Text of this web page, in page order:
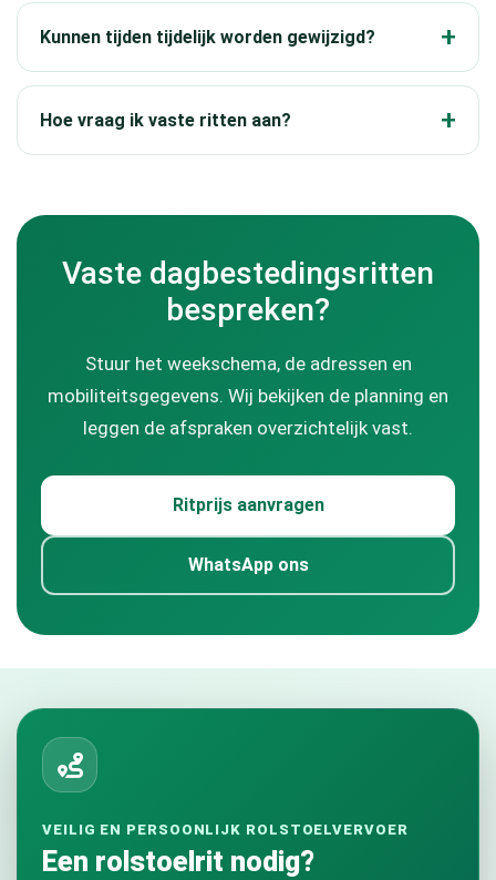
Kunnen tijden tijdelijk worden gewijzigd?
Hoe vraag ik vaste ritten aan?
Vaste dagbestedingsritten
bespreken?
Stuur het weekschema, de adressen en
mobiliteitsgegevens. Wij bekijken de planning en
leggen de afspraken overzichtelijk vast.
Ritprijs aanvragen
WhatsApp ons
VEILIG EN PERSOONLIJK ROLSTOELVERVOER
Een rolstoelrit nodig?